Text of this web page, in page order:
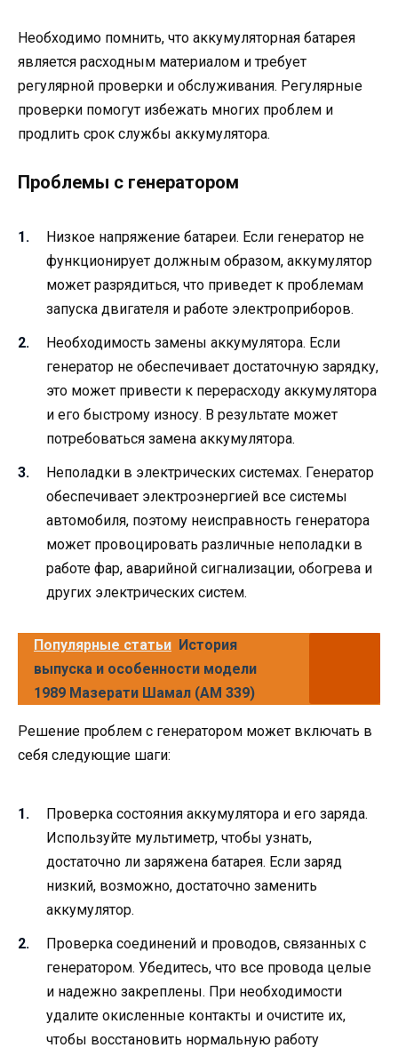
Необходимо помнить, что аккумуляторная батарея
является расходным материалом и требует
регулярной проверки и обслуживания. Регулярные
проверки помогут избежать многих проблем и
продлить срок службы аккумулятора.
Проблемы с генератором
Низкое напряжение батареи. Если генератор не
функционирует должным образом, аккумулятор
может разрядиться, что приведет к проблемам
запуска двигателя и работе электроприборов.
Необходимость замены аккумулятора. Если
генератор не обеспечивает достаточную зарядку,
это может привести к перерасходу аккумулятора
и его быстрому износу. В результате может
потребоваться замена аккумулятора.
Неполадки в электрических системах. Генератор
обеспечивает электроэнергией все системы
автомобиля, поэтому неисправность генератора
может провоцировать различные неполадки в
работе фар, аварийной сигнализации, обогрева и
других электрических систем.
Популярные статьи История
выпуска и особенности модели
1989 Мазерати Шамал (AM 339)
Решение проблем с генератором может включать в
себя следующие шаги:
Проверка состояния аккумулятора и его заряда.
Используйте мультиметр, чтобы узнать,
достаточно ли заряжена батарея. Если заряд
низкий, возможно, достаточно заменить
аккумулятор.
Проверка соединений и проводов, связанных с
генератором. Убедитесь, что все провода целые
и надежно закреплены. При необходимости
удалите окисленные контакты и очистите их,
чтобы восстановить нормальную работу